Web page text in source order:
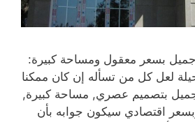
بسعر معقول ومساحة كبيرة:
لعل كل من تسأله إن كان ممكنا
بتصميم عصري, مساحة كبيرة,
اقتصادي سيكون جوابه بأن